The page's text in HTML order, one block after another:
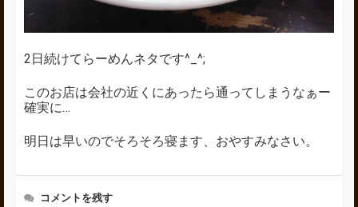
2日続けてらーめんネタです^_^;
このお店は会社の近くにあったら通ってしまうなぁー
確実に…
明日は早いのでそろそろ寝ます、おやすみなさい。
コメントを残す